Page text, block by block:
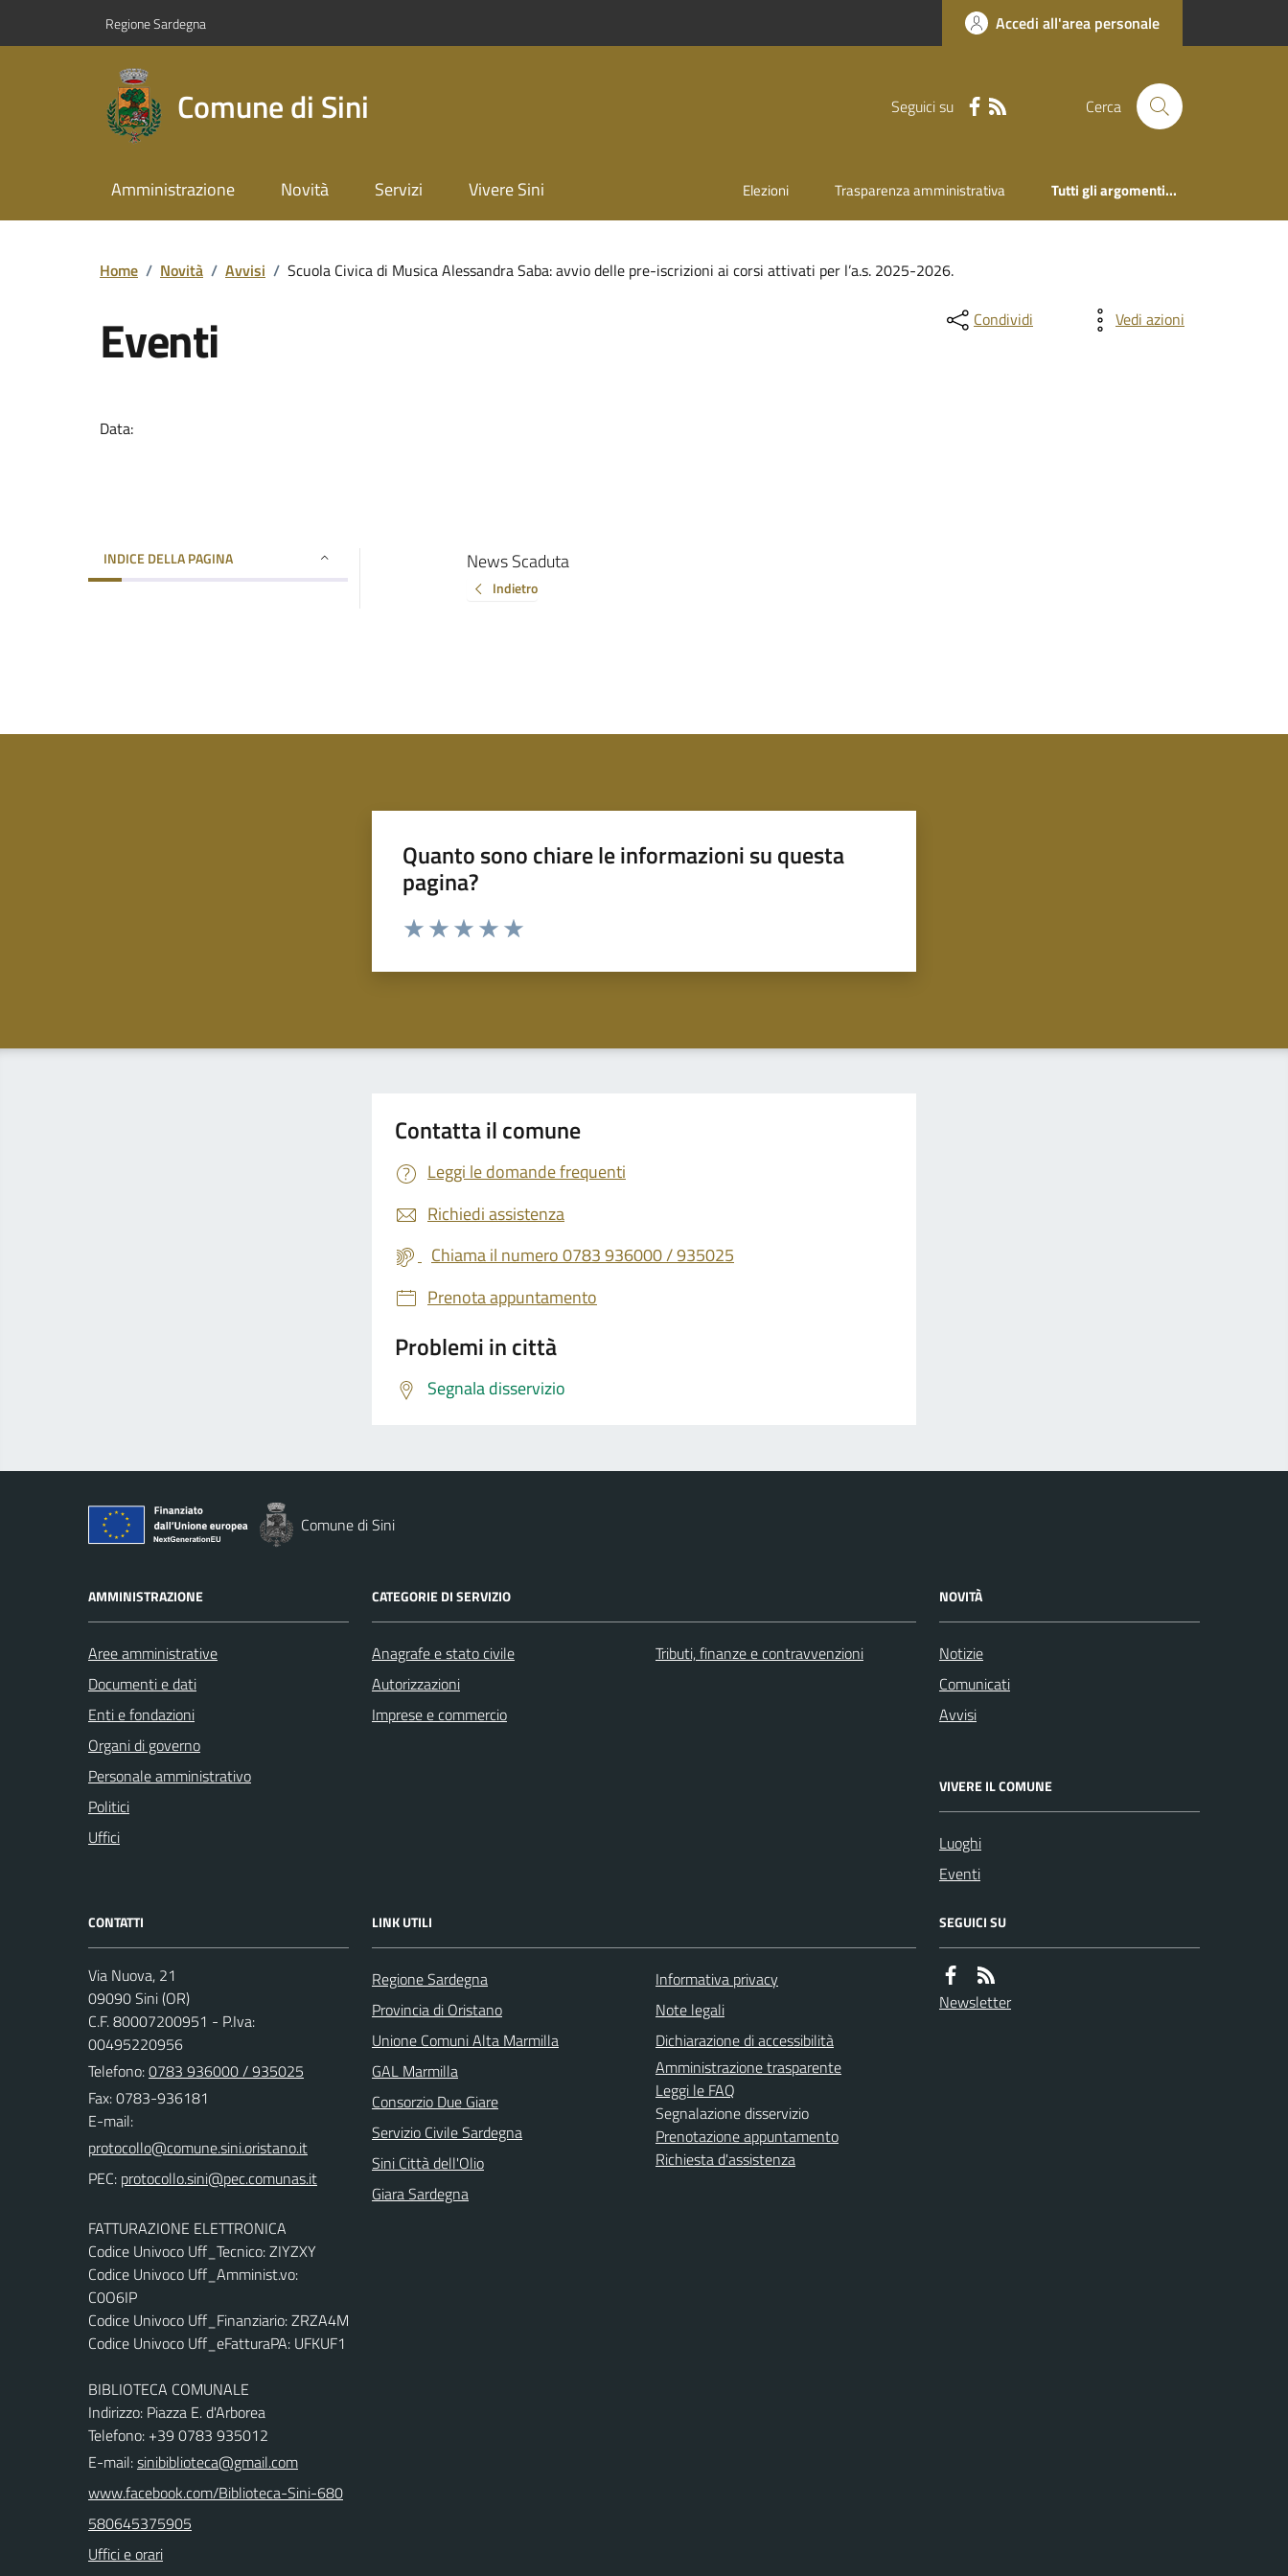
Regione Sardegna Accedi all'area personale
Comune di Sini Seguici su Cerca
Amministrazione Novità Servizi Vivere Sini Elezioni Trasparenza amministrativa Tutti gli argomenti...
Home / Novità / Avvisi / Scuola Civica di Musica Alessandra Saba: avvio delle pre-iscrizioni ai corsi attivati per l’a.s. 2025-2026.
Eventi
Data:
Condividi Vedi azioni
INDICE DELLA PAGINA News Scaduta
Indietro
Quanto sono chiare le informazioni su questa
pagina?
Valuta da 1 a 5 stelle la pagina
Contatta il comune
Leggi le domande frequenti
Richiedi assistenza
Chiama il numero 0783 936000 / 935025
Prenota appuntamento
Problemi in città
Segnala disservizio
Comune di Sini
AMMINISTRAZIONE
Aree amministrative
Documenti e dati
Enti e fondazioni
Organi di governo
Personale amministrativo
Politici
Uffici
CATEGORIE DI SERVIZIO
Anagrafe e stato civile
Autorizzazioni
Imprese e commercio
Tributi, finanze e contravvenzioni
NOVITÀ
Notizie
Comunicati
Avvisi
VIVERE IL COMUNE
Luoghi
Eventi
CONTATTI
Via Nuova, 21
09090 Sini (OR)
C.F. 80007200951 - P.Iva:
00495220956
Telefono:0783 936000 / 935025
Fax: 0783-936181
E-mail:
PEC:
FATTURAZIONE ELETTRONICA
Codice Univoco Uff_Tecnico: ZIYZXY
Codice Univoco Uff_Amminist.vo:
C0O6IP
Codice Univoco Uff_Finanziario: ZRZA4M
Codice Univoco Uff_eFatturaPA: UFKUF1
BIBLIOTECA COMUNALE
Indirizzo: Piazza E. d'Arborea
Telefono: +39 0783 935012
E-mail:sinibiblioteca@gmail.com
www.facebook.com/Biblioteca-Sini-680
580645375905
Uffici e orari
LINK UTILI
Regione Sardegna
Provincia di Oristano
Unione Comuni Alta Marmilla
GAL Marmilla
Consorzio Due Giare
Servizio Civile Sardegna
Sini Città dell'Olio
Giara Sardegna
Informativa privacy
Note legali
Dichiarazione di accessibilità
Amministrazione trasparente
Leggi le FAQ
Segnalazione disservizio
Prenotazione appuntamento
Richiesta d'assistenza
SEGUICI SU
Newsletter